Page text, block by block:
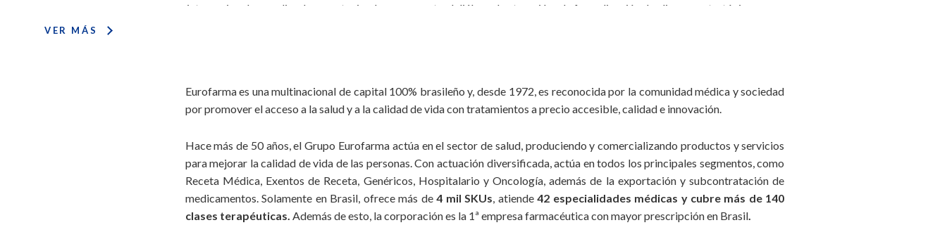
internacionales y coligadas, manteniendo permanente el diálogo, la atracción y la formalización de alianzas estratégicas;
en conformidad con el Código de la Compañía, las leyes y las reglamentaciones vigentes, el comportamiento de nuestros colaboradores está obligatoriamente basado en
la ética y la transparencia en todas las acciones y operaciones realizadas en la empresa y en su nombre;
celamos por un ambiente favorable e imparcial en el cual impera el respeto. Para ello, establecimos compromisos relacionados a la diversidad, la justicia
y la igualdad en las relaciones entre colaboradores y demás públicos;
con la creencia de que asumir riesgos es parte integral de la actividad empresarial dinámica y exitosa, la generación de resultados positivos promueve el
crecimiento de la organización por medio de la reinversión de recursos en el propio negocio;
VER MÁS
Eurofarma es una multinacional de capital 100% brasileño y, desde 1972, es reconocida por la comunidad médica y sociedad
por promover el acceso a la salud y a la calidad de vida con tratamientos a precio accesible, calidad e innovación.
Hace más de 50 años, el Grupo Eurofarma actúa en el sector de salud, produciendo y comercializando productos y servicios
para mejorar la calidad de vida de las personas. Con actuación diversificada, actúa en todos los principales segmentos, como
Receta Médica, Exentos de Receta, Genéricos, Hospitalario y Oncología, además de la exportación y subcontratación de
medicamentos. Solamente en Brasil, ofrece más de4 mil SKUs , atiende42 especialidades médicas y cubre más de 140
clases terapéuticas. Además de esto, la corporación es la 1ª empresa farmacéutica con mayor prescripción en Brasil.